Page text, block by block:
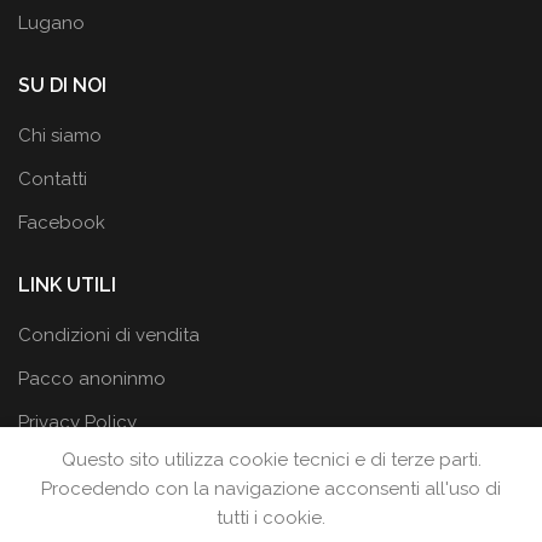
Lugano
SU DI NOI
Chi siamo
Contatti
Facebook
LINK UTILI
Condizioni di vendita
Pacco anoninmo
Privacy Policy
LA BOTTEGA DEI DESIDERI
Questo sito utilizza cookie tecnici e di terze parti.
Procedendo con la navigazione acconsenti all'uso di
tutti i cookie.